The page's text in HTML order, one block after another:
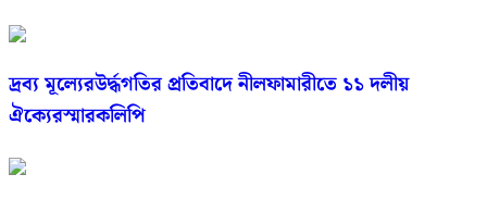
দ্রব্য মূল্যেরউর্দ্ধগতির প্রতিবাদে নীলফামারীতে ১১ দলীয়
ঐক্যেরস্মারকলিপি